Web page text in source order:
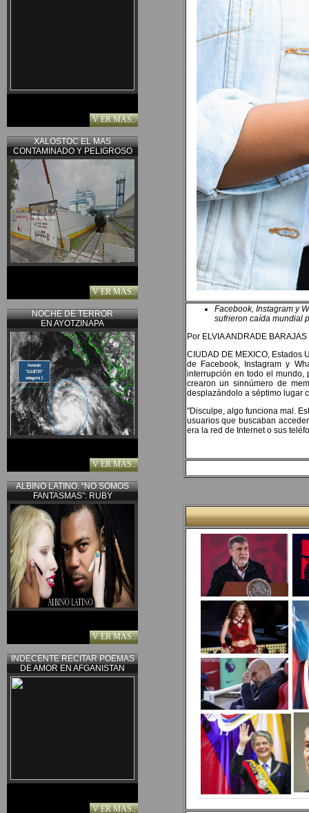
V ER MAS..
XALOSTOC EL MAS
CONTAMINADO Y PELIGROSO
V ER MAS..
NOCHE DE TERROR
EN AYOTZINAPA
V ER MAS..
ALBINO LATINO. “NO SOMOS
FANTASMAS”: RUBY
V ER MAS..
INDECENTE RECITAR POEMAS
DE AMOR EN AFGANISTAN
V ER MAS..
Facebook, Instagram y
sufrieron caída mundial
Por ELVIA ANDRADE BARAJAS
CIUDAD DE MEXICO, Estados
de Facebook, Instagram y
interrupción en todo el mundo,
crearon un sinnúmero de
desplazándolo a séptimo lugar
"Disculpe, algo funciona mal.
usuarios que buscaban
era la red de Internet o sus